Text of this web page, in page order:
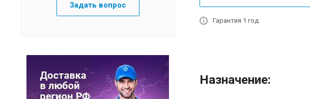
Гарантия 1 год
Назначение:
Задать вопрос